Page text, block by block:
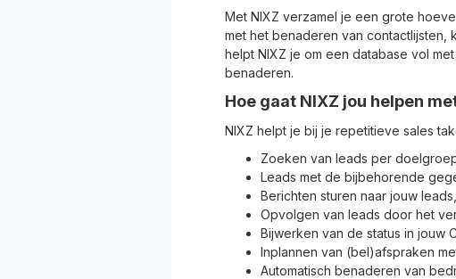
Met NIXZ verzamel je een grote
met het benaderen van
helpt NIXZ je om een database vol
benaderen.
Hoe gaat NIXZ jou helpen
NIXZ helpt je bij je repetitieve sales
Zoeken van leads per
Leads met de bijbehorende
Berichten sturen naar jouw
Opvolgen van leads door het
Bijwerken van de status in jouw
Inplannen van (bel)afspraken
Automatisch benaderen van